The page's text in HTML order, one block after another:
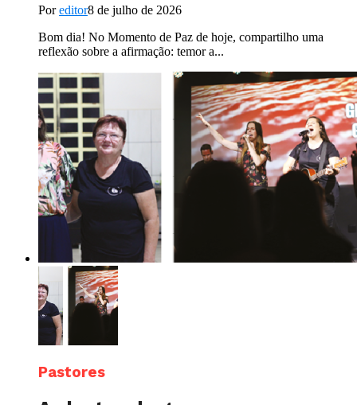
Poreditor8 de julho de 2026
Bom dia! No Momento de Paz de hoje, compartilho uma
reflexão sobre a afirmação: temor a...
Pastores